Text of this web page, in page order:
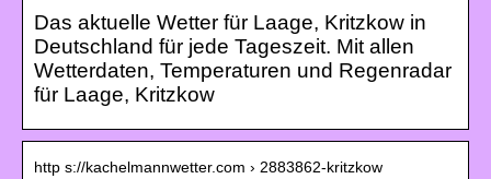
Das aktuelle Wetter für Laage, Kritzkow in
Deutschland für jede Tageszeit. Mit allen
Wetterdaten, Temperaturen und Regenradar
für Laage, Kritzkow
http s://kachelmannwetter.com › 2883862-kritzkow